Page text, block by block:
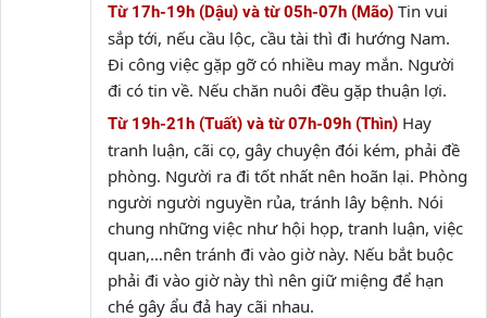
Từ 17h-19h (Dậu) và từ 05h-07h (Mão) Tin vui
sắp tới, nếu cầu lộc, cầu tài thì đi hướng Nam.
Đi công việc gặp gỡ có nhiều may mắn. Người
đi có tin về. Nếu chăn nuôi đều gặp thuận lợi.
Từ 19h-21h (Tuất) và từ 07h-09h (Thìn) Hay
tranh luận, cãi cọ, gây chuyện đói kém, phải đề
phòng. Người ra đi tốt nhất nên hoãn lại. Phòng
người người nguyền rủa, tránh lây bệnh. Nói
chung những việc như hội họp, tranh luận, việc
quan,…nên tránh đi vào giờ này. Nếu bắt buộc
phải đi vào giờ này thì nên giữ miệng để hạn
ché gây ẩu đả hay cãi nhau.